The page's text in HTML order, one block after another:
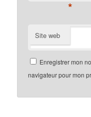
*
Site web
Enregistrer mon
navigateur pour mon